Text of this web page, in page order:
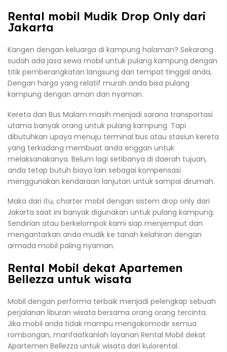
Rental mobil Mudik Drop Only dari
Jakarta
Kangen dengan keluarga di kampung halaman? Sekarang
sudah ada jasa sewa mobil untuk pulang kampung dengan
titik pemberangkatan langsung dari tempat tinggal anda,
Dengan harga yang relatif murah anda bisa pulang
kampung dengan aman dan nyaman.
Kereta dan Bus Malam masih menjadi sarana transportasi
utama banyak orang untuk pulang kampung. Tapi
dibutuhkan upaya menuju terminal bus atau stasiun kereta
yang terkadang membuat anda enggan untuk
melaksanakanya. Belum lagi setibanya di daerah tujuan,
anda tetap butuh biaya lain sebagai kompensasi
menggunakan kendaraan lanjutan untuk sampai dirumah.
Maka dari itu, charter mobil dengan sistem drop only dari
Jakarta saat ini banyak digunakan untuk pulang kampung.
Sendirian atau berkelompok kami siap menjemput dan
mengantarkan anda mudik ke tanah kelahiran dengan
armada mobil paling nyaman.
Rental Mobil dekat Apartemen
Bellezza untuk wisata
Mobil dengan performa terbaik menjadi pelengkap sebuah
perjalanan liburan wisata bersama orang orang tercinta.
Jika mobil anda tidak mampu mengakomodir semua
rombongan, manfaatkanlah layanan Rental Mobil dekat
Apartemen Bellezza untuk wisata dari kulorental.